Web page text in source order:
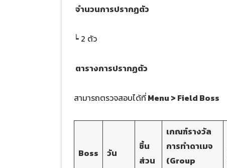
จำนวนการปรากฏตัว
┕ 2 ตัว
ตารางการปรากฏตัว
สามารถตรวจสอบได้ที่Menu > Field Boss
Boss วัน
ชิ้น
ส่วน
เกณฑ์รางวัล
การทำดาเมจ
(Group